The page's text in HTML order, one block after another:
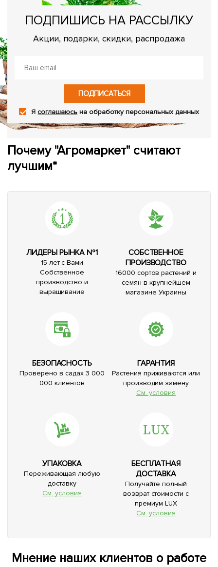
ПОДПИШИСЬ НА РАССЫЛКУ
Акции, подарки, скидки, распродажа
ПОДПИСАТЬСЯ
Ясоглашаюсь на обработку персональных данных
Почему "Агромаркет" считают
лучшим*
ЛИДЕРЫ РЫНКА №1
15 лет с Вами
Собственное
производство и
выращивание
СОБСТВЕННОЕ
ПРОИЗВОДСТВО
16000 сортов растений и
семян в крупнейшем
магазине Украины
БЕЗОПАСНОСТЬ
Проверено в садах 3 000
000 клиентов
ГАРАНТИЯ
Растения приживаются или
производим замену
См. условия
УПАКОВКА
Переживающая любую
доставку
См. условия
БЕСПЛАТНАЯ
ДОСТАВКА
Получайте полный
возврат стоимости с
премиум LUX
См. условия
Мнение наших клиентов о работе